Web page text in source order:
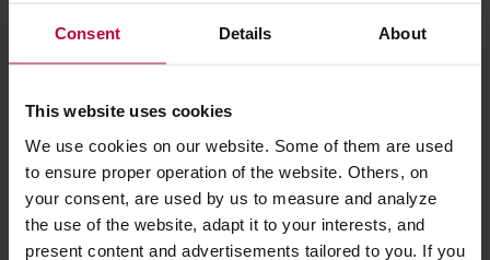
Consent Details About
This website uses cookies
We use cookies on our website. Some of them are used
to ensure proper operation of the website. Others, on
your consent, are used by us to measure and analyze
the use of the website, adapt it to your interests, and
present content and advertisements tailored to you. If you
Może Cię zainteresować